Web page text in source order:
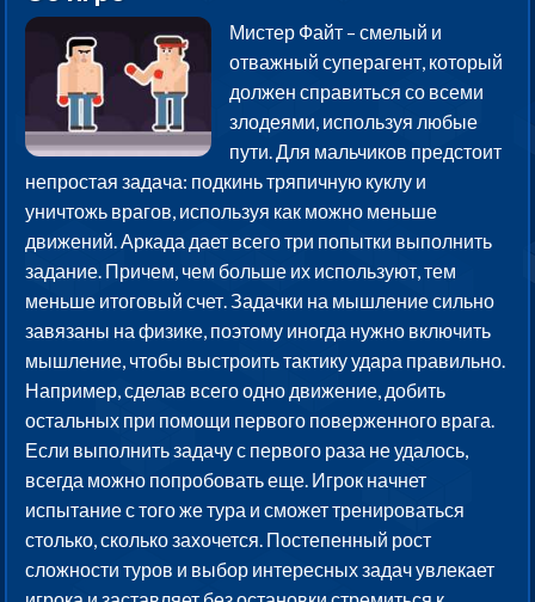
Мистер Файт – смелый и
отважный суперагент, который
должен справиться со всеми
злодеями, используя любые
пути. Для мальчиков предстоит
непростая задача: подкинь тряпичную куклу и
уничтожь врагов, используя как можно меньше
движений. Аркада дает всего три попытки выполнить
задание. Причем, чем больше их используют, тем
меньше итоговый счет. Задачки на мышление сильно
завязаны на физике, поэтому иногда нужно включить
мышление, чтобы выстроить тактику удара правильно.
Например, сделав всего одно движение, добить
остальных при помощи первого поверженного врага.
Если выполнить задачу с первого раза не удалось,
всегда можно попробовать еще. Игрок начнет
испытание с того же тура и сможет тренироваться
столько, сколько захочется. Постепенный рост
сложности туров и выбор интересных задач увлекает